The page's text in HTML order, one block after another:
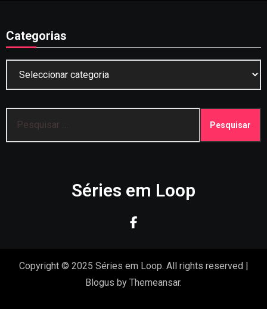
Categorias
por:
Séries em Loop
Copyright © 2025 Séries em Loop. All rights reserved |
Blogus by Themeansar.